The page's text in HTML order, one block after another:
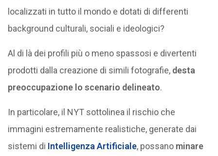
localizzati in tutto il mondo e dotati di differenti
background culturali, sociali e ideologici?
Al di là dei profili più o meno spassosi e divertenti
prodotti dalla creazione di simili fotografie, desta
preoccupazione lo scenario delineato.
In particolare, il NYT sottolinea il rischio che
immagini estremamente realistiche, generate dai
sistemi di Intelligenza Artificiale, possano minare